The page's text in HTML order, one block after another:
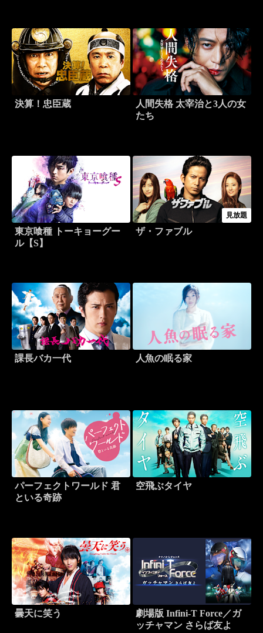
決算！忠臣蔵
人間失格 太宰治と3人の女
たち
東京喰種 トーキョーグー
ル【S】
見放題
ザ・ファブル
課長バカ一代 人魚の眠る家
パーフェクトワールド 君
といる奇跡
空飛ぶタイヤ
曇天に笑う
劇場版 Infini-T Force／ガ
ッチャマン さらば友よ